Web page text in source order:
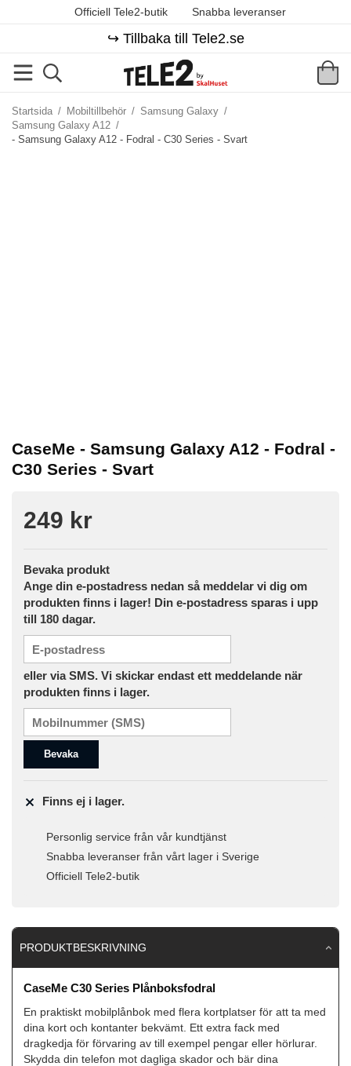
Officiell Tele2-butik Snabba leveranser
↪️ Tillbaka till Tele2.se
Startsida / Mobiltillbehör / Samsung Galaxy /
Samsung Galaxy A12 /
- Samsung Galaxy A12 - Fodral - C30 Series - Svart
CaseMe - Samsung Galaxy A12 - Fodral -
C30 Series - Svart
249 kr
Bevaka produkt
Ange din e-postadress nedan så meddelar vi dig om
produkten finns i lager! Din e-postadress sparas i upp
till 180 dagar.
eller via SMS. Vi skickar endast ett meddelande när
produkten finns i lager.
Bevaka
Finns ej i lager.
Personlig service från vår kundtjänst
Snabba leveranser från vårt lager i Sverige
Officiell Tele2-butik
PRODUKTBESKRIVNING
CaseMe C30 Series Plånboksfodral
En praktiskt mobilplånbok med flera kortplatser för att ta med
dina kort och kontanter bekvämt. Ett extra fack med
dragkedja för förvaring av till exempel pengar eller hörlurar.
Skydda din telefon mot dagliga skador och bär dina